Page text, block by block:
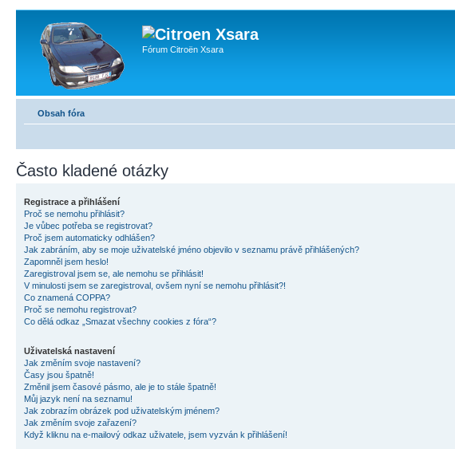
Fórum Citroën Xsara
Obsah fóra
Často kladené otázky
Registrace a přihlášení
Proč se nemohu přihlásit?
Je vůbec potřeba se registrovat?
Proč jsem automaticky odhlášen?
Jak zabráním, aby se moje uživatelské jméno objevilo v seznamu právě přihlášených?
Zapomněl jsem heslo!
Zaregistroval jsem se, ale nemohu se přihlásit!
V minulosti jsem se zaregistroval, ovšem nyní se nemohu přihlásit?!
Co znamená COPPA?
Proč se nemohu registrovat?
Co dělá odkaz „Smazat všechny cookies z fóra“?
Uživatelská nastavení
Jak změním svoje nastavení?
Časy jsou špatně!
Změnil jsem časové pásmo, ale je to stále špatně!
Můj jazyk není na seznamu!
Jak zobrazím obrázek pod uživatelským jménem?
Jak změním svoje zařazení?
Když kliknu na e-mailový odkaz uživatele, jsem vyzván k přihlášení!